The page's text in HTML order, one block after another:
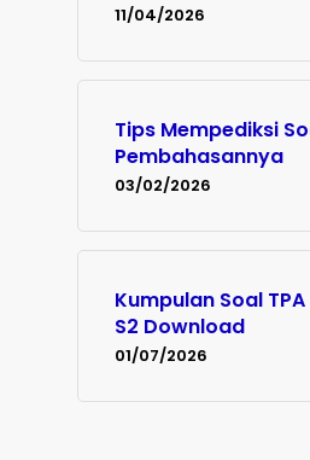
11/04/2026
Tips Mempediksi
Pembahasannya
03/02/2026
Kumpulan Soal
S2 Download
01/07/2026